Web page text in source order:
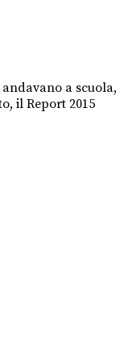
a scuola,
il Report 2015